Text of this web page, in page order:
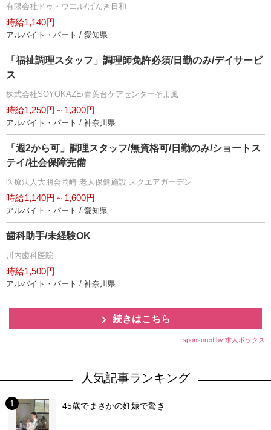
有限会社ドゥ・ウエル/げんき日和
時給1,140円
アルバイト・パート / 愛知県
「福祉調理スタッフ」調理師免許必須/日勤のみ/デイサービ
ス
株式会社SOYOKAZE/青葉台ケアセンターそよ風
時給1,250円～1,300円
アルバイト・パート / 神奈川県
「週2から可」調理スタッフ/無資格可/日勤のみ/ショートス
テイ/社会保障完備
医療法人大朋会岡崎 老人保健施設 スクエアガーデン
時給1,140円～1,600円
アルバイト・パート / 愛知県
歯科助手/未経験OK
川内歯科医院
時給1,500円
アルバイト・パート / 神奈川県
続きはこちら
sponsored by 求人ボックス
人気記事ランキング
45歳でまさかの妊娠で驚き